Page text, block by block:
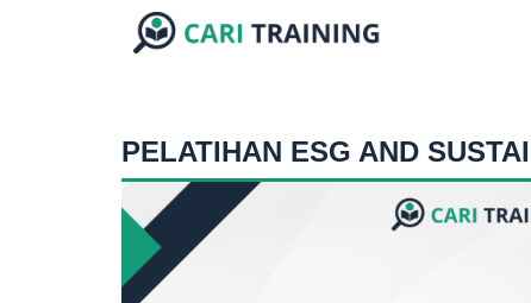
PELATIHAN ESG AND